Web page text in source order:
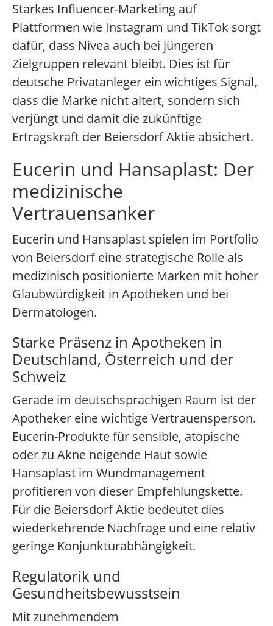
Starkes Influencer-Marketing auf
Plattformen wie Instagram und TikTok sorgt
dafür, dass Nivea auch bei jüngeren
Zielgruppen relevant bleibt. Dies ist für
deutsche Privatanleger ein wichtiges Signal,
dass die Marke nicht altert, sondern sich
verjüngt und damit die zukünftige
Ertragskraft der Beiersdorf Aktie absichert.
Eucerin und Hansaplast: Der
medizinische
Vertrauensanker
Eucerin und Hansaplast spielen im Portfolio
von Beiersdorf eine strategische Rolle als
medizinisch positionierte Marken mit hoher
Glaubwürdigkeit in Apotheken und bei
Dermatologen.
Starke Präsenz in Apotheken in
Deutschland, Österreich und der
Schweiz
Gerade im deutschsprachigen Raum ist der
Apotheker eine wichtige Vertrauensperson.
Eucerin-Produkte für sensible, atopische
oder zu Akne neigende Haut sowie
Hansaplast im Wundmanagement
profitieren von dieser Empfehlungskette.
Für die Beiersdorf Aktie bedeutet dies
wiederkehrende Nachfrage und eine relativ
geringe Konjunkturabhängigkeit.
Regulatorik und
Gesundheitsbewusstsein
Mit zunehmendem